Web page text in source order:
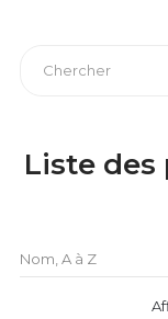
Liste
Nom, A à Z